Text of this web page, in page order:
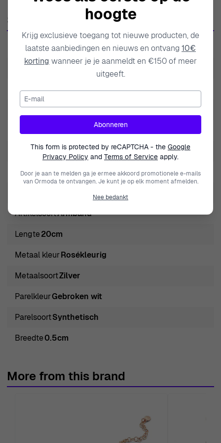
modeaccessoire is, maar ook een kunstwerk. Bekend om
zijn innovatieve ontwerpen en het gebruik van
hoogwaardige materialen, combineert Orphelia
traditionele ambacht met moderne gevoeligheden. Deze
unieke benadering creëert tijdloze stukken die resoneren
met individualiteit en charme terwijl ze elegant en
verfijnd blijven. De aandacht voor detail van het merk is
evident in elke collectie, waardoor het eenvoudig is om
iets speciaals voor elke gelegenheid te vinden. Orphelia
heeft als doel om zelfvertrouwen door middel van
sieraden te inspireren, zodat elke vrouw haar unieke stijl
met gratie kan uitdrukken. Door comfort naast
schoonheid te prioriteren, zorgt Orphelia ervoor dat zijn
met de overtuiging dat echte stijl de tand des tijds
doorstaat.
Zilver - Roze
Verwen jezelf met de elegantie van de Orphelia® 'Zahara'
werkelijk exquisite creatie die is ontworpen om jouw
schoonheid te accentueren. Gemaakt van 925 sterling
rozenkleur die het licht prachtig vangt, waardoor een
toegevoegd. Deze armband is versierd met synthetische
parels, zorgvuldig gevormd en in een betoverende off-
aanvult. Elke parel weerspiegelt het nauwkeurige
vakmanschap waarvoor Orphelia bekend staat, en biedt
Specificaties
SKUZA-7182
EAN5415190059663
Gewicht6.000000
ModelnaamZahara
Merk
GeslachtVrouwen
Type ArmbandBedelarmband
Lobster claw clasp
ArtikelsoortArmband
Lengte20cm
Metaal kleurRosékleurig
MetaalsoortZilver
ParelkleurGebroken wit
ParelsoortSynthetisch
Breedte0.5cm
More from this brand
hoogte
Krijg exclusieve toegang tot nieuwe producten, de
laatste aanbiedingen en nieuws en ontvang 10€
korting wanneer je je aanmeldt en €150 of meer
uitgeeft.
E-mail
Abonneren
This form is protected by reCAPTCHA - the Google
Privacy Policy and Terms of Service apply.
Door je aan te melden ga je ermee akkoord promotionele e-mails
van Ormoda te ontvangen. Je kunt je op elk moment afmelden.
Nee bedankt